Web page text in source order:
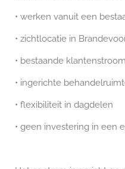
• werken vanuit een
• zichtlocatie in
• bestaande
• ingerichte
• flexibiliteit in dagdelen
• geen investering in een